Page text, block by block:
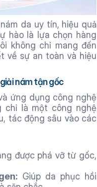
da uy tín, hiệu quả
hào là lựa chọn hàng
không chỉ mang đến
về sự an toàn và hiệu
nám tận gốc
chỉ là một công nghệ
tác động sâu vào các
được phá vỡ từ gốc,
Giúp da phục hồi